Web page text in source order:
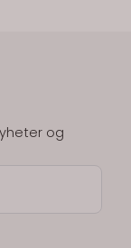
og